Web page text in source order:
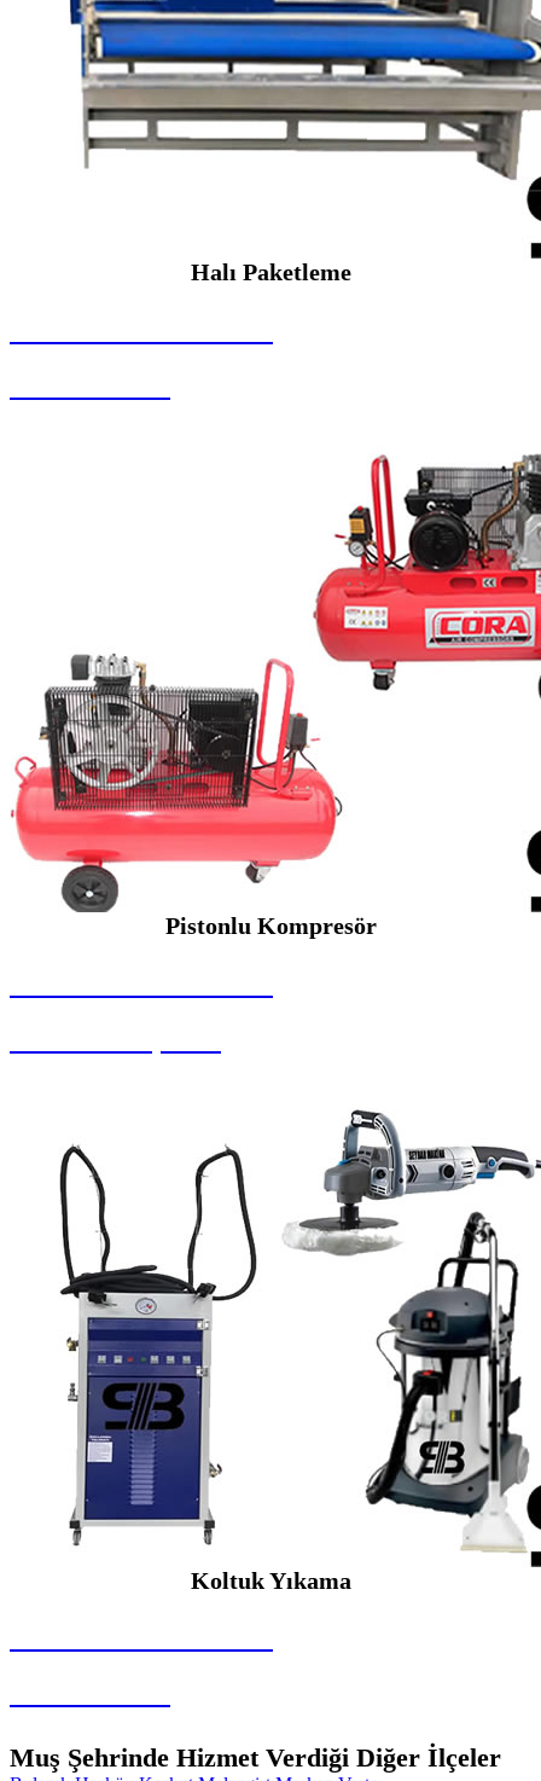
Halı Paketleme
Pistonlu Kompresör
Koltuk Yıkama
Muş Şehrinde Hizmet Verdiği Diğer İlçeler